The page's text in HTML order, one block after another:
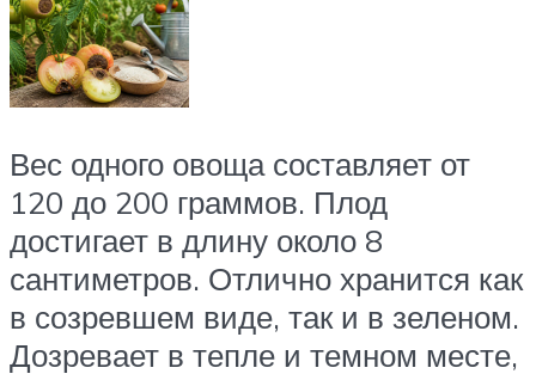
Вес одного овоща составляет от
120 до 200 граммов. Плод
достигает в длину около 8
сантиметров. Отлично хранится как
в созревшем виде, так и в зеленом.
Дозревает в тепле и темном месте,